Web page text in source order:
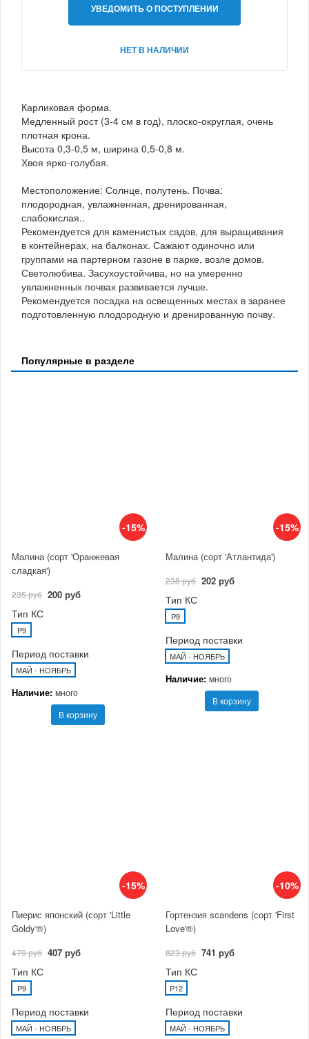
УВЕДОМИТЬ О ПОСТУПЛЕНИИ
НЕТ В НАЛИЧИИ
Карликовая форма.
Медленный рост (3-4 см в год), плоско-округлая, очень
плотная крона.
Высота 0,3-0,5 м, ширина 0,5-0,8 м.
Хвоя ярко-голубая.
Местоположение: Солнце, полутень. Почва:
плодородная, увлажненная, дренированная,
слабокислая..
Рекомендуется для каменистых садов, для выращивания
в контейнерах, на балконах. Сажают одиночно или
группами на партерном газоне в парке, возле домов.
Светолюбива. Засухоустойчива, но на умеренно
увлажненных почвах развивается лучше.
Рекомендуется посадка на освещенных местах в заранее
подготовленную плодородную и дренированную почву.
Популярные в разделе
-15%
Малина (сорт 'Оранжевая
сладкая')
235 руб 200 руб
Тип КС
P9
Период поставки
МАЙ - НОЯБРЬ
Наличие: много
В корзину
-15%
Малина (сорт 'Атлантида')
238 руб 202 руб
Тип КС
P9
Период поставки
МАЙ - НОЯБРЬ
Наличие: много
В корзину
-15%
Пиерис японский (сорт 'Little
Goldy'®)
479 руб 407 руб
Тип КС
P9
Период поставки
МАЙ - НОЯБРЬ
-10%
Гортензия scandens (сорт 'First
Love'®)
823 руб 741 руб
Тип КС
P12
Период поставки
МАЙ - НОЯБРЬ